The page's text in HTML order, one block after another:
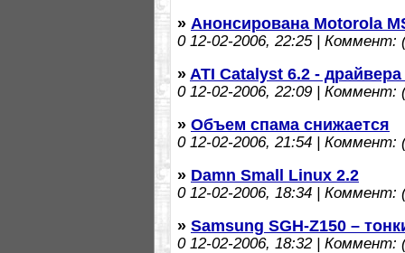
» Анонсирована Motorola
012-02-2006, 22:25 | Коммент:
» ATI Catalyst 6.2 - драйвера
012-02-2006, 22:09 | Коммент:
» Объем спама снижается
012-02-2006, 21:54 | Коммент:
» Damn Small Linux 2.2
012-02-2006, 18:34 | Коммент:
» Samsung SGH-Z150 –
012-02-2006, 18:32 | Коммент: